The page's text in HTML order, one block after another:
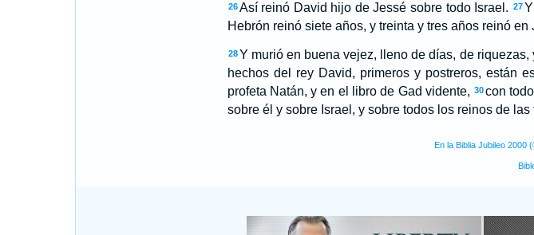
26 Así reinó David hijo de Jessé sobre todo Israel. 27
Hebrón reinó siete años, y treinta y tres años reinó en
28 Y murió en buena vejez, lleno de días, de
hechos del rey David, primeros y postreros, están
profeta Natán, y en el libro de Gad vidente, 30con
sobre él y sobre Israel, y sobre todos los reinos de las
En la Biblia Jubileo 2000